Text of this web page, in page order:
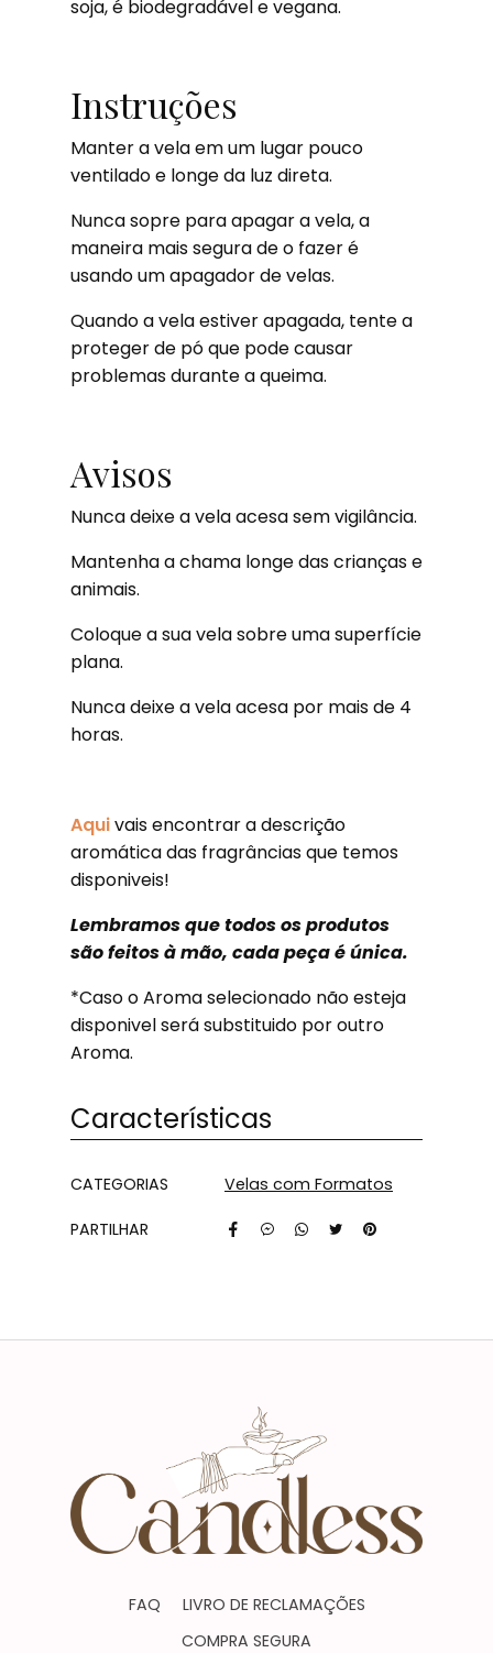
soja, é biodegradável e vegana.
Instruções
Manter a vela em um lugar pouco
ventilado e longe da luz direta.
Nunca sopre para apagar a vela, a
maneira mais segura de o fazer é
usando um apagador de velas.
Quando a vela estiver apagada, tente a
proteger de pó que pode causar
problemas durante a queima.
Avisos
Nunca deixe a vela acesa sem vigilância.
Mantenha a chama longe das crianças e
animais.
Coloque a sua vela sobre uma superfície
plana.
Nunca deixe a vela acesa por mais de 4
horas.
Aquivais encontrar a descrição
aromática das fragrâncias que temos
disponiveis!
Lembramos que todos os produtos
são feitos à mão, cada peça é única.
*Caso o Aroma selecionado não esteja
disponivel será substituido por outro
Aroma.
Características
Características
CATEGORIAS Velas com Formatos
PARTILHAR
FAQ
LIVRO DE RECLAMAÇÕES
COMPRA SEGURA